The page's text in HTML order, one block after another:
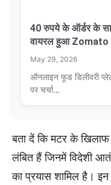
40 रुपये के ऑर्डर के
वायरल हुआ Zomato
May 29, 2026
ऑनलाइन फूड डिलीवरी
पर चर्चा…
बता दें कि मटर के
लंबित हैं जिनमें विदेशी
का प्रयास शामिल है। इन